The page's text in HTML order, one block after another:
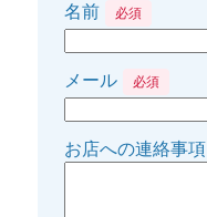
名前 必須
メール 必須
お店への連絡事項